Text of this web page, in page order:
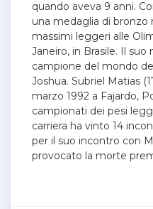
quando aveva 9 anni.
una medaglia di bronzo
massimi leggeri alle
Janeiro, in Brasile. Il
campione del mondo
Joshua. Subriel Matias
marzo 1992 a Fajardo,
campionati dei pesi
carriera ha vinto 14
per il suo incontro con
provocato la morte